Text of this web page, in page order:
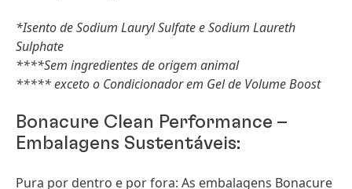
*Isento de Sodium Lauryl Sulfate e Sodium Laureth
Sulphate
****Sem ingredientes de origem animal
***** exceto o Condicionador em Gel de Volume Boost
Bonacure Clean Performance –
Embalagens Sustentáveis:
Pura por dentro e por fora: As embalagens Bonacure